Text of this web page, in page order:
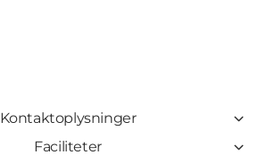
Kontaktoplysninger
Faciliteter